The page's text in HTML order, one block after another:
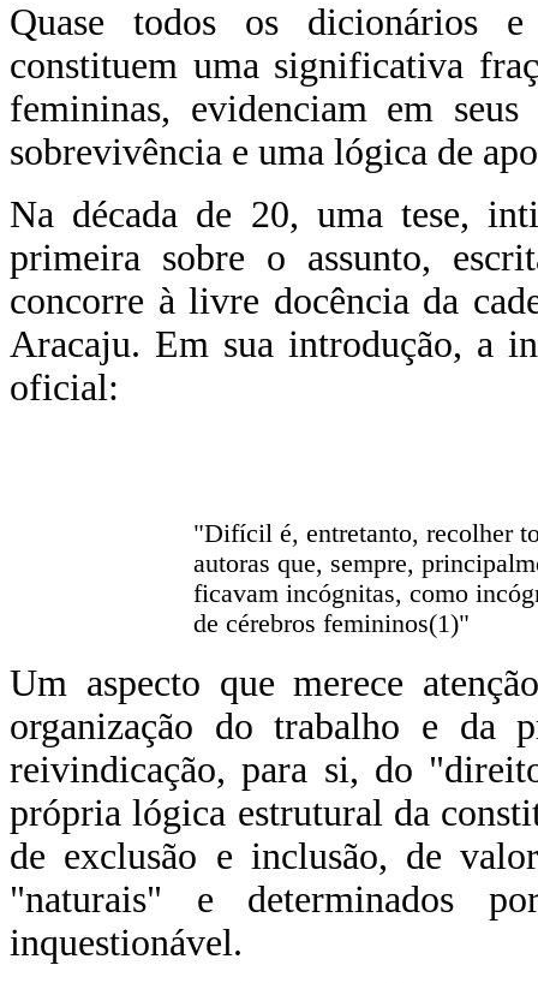
Quase todos os dicionários
constituem uma significativa
femininas, evidenciam em
sobrevivência e uma lógica de
Na década de 20, uma tese,
primeira sobre o assunto,
concorre à livre docência da
Aracaju. Em sua introdução, a
oficial:
"Difícil é, entretanto, recolher
autoras que, sempre,
ficavam incógnitas, como
de cérebros femininos(1)"
Um aspecto que merece
organização do trabalho e da
reivindicação, para si, do
própria lógica estrutural da
de exclusão e inclusão, de
"naturais" e determinados
inquestionável.